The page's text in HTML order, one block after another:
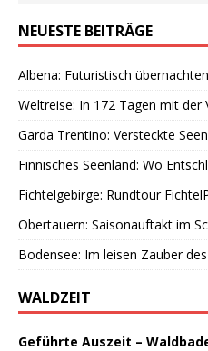
NEUESTE BEITRÄGE
Albena: Futuristisch
Weltreise: In 172 Tagen mit der
Garda Trentino: Versteckte
Finnisches Seenland: Wo
Fichtelgebirge: Rundtour
Obertauern: Saisonauftakt im
Bodensee: Im leisen Zauber
WALDZEIT
Geführte Auszeit –